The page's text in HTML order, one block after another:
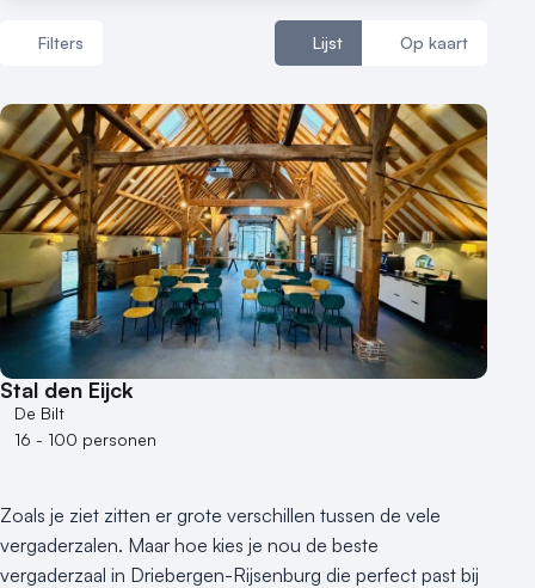
Filters Lijst Op kaart
Aantal zalen
1 - 5 zalen
6 - 10 zalen
10 of meer zalen
Aantal personen
1 - 50 personen
50 - 100 personen
100 - 250 personen
250 - 500 personen
Buitenlocatie
Duurzame locatie
Stal den Eijck
De Bilt
16 - 100 personen
Zoals je ziet zitten er grote verschillen tussen de vele
vergaderzalen. Maar hoe kies je nou de beste
vergaderzaal in Driebergen-Rijsenburg die perfect past bij